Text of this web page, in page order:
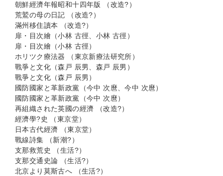
朝鮮經濟年報昭和十四年版 （改造?）
荒鷲の母の日記 （改造?）
滿州移住讀本 （改造?）
扉・目次繪（小林 古徑、小林 古徑）
扉・目次繪（小林 古徑）
ホリツク療法器 （東京新療法研究所）
戰爭と文化（森戸 辰男、森戸 辰男）
戰爭と文化（森戸 辰男）
國防國家と革新政黨（今中 次麿、今中 次麿）
國防國家と革新政黨（今中 次麿）
再組織された英國の經濟 （改造?）
經濟學?史 （東京堂）
日本古代經濟 （東京堂）
戰線詩集 （新潮?）
支那救荒史 （生活?）
支那交通史論 （生活?）
北京より莫斯古へ （生活?）